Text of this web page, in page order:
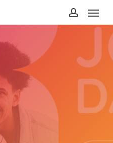
account